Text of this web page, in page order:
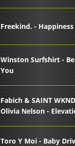
Freekind. - Happiness
Winston Surfshirt -
You
Fabich & SAINT
Olivia Nelson -
Toro Y Moi - Baby